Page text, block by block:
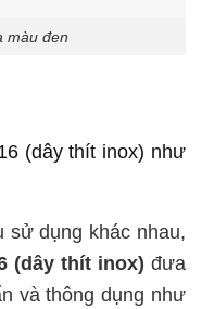
màu đen
(dây thít inox) như
dụng khác nhau,
(dây thít inox) đưa
và thông dụng như